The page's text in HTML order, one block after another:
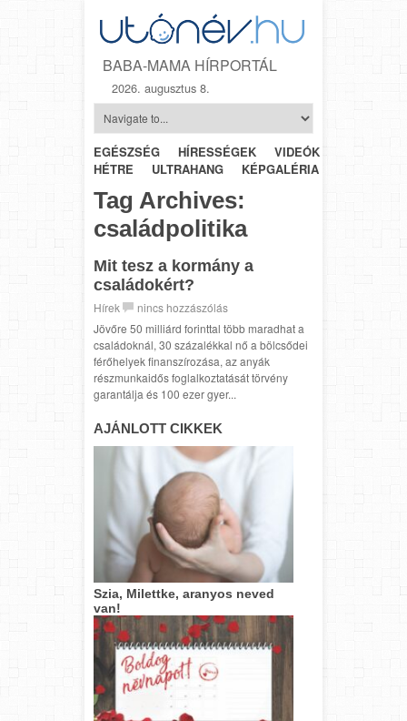
BABA-MAMA HÍRPORTÁL
2026. augusztus 8.
EGÉSZSÉG HÍRESSÉGEK VIDEÓK
HÉTRŐL-
HÉTRE
ULTRAHANG KÉPGALÉRIA
Tag Archives:
családpolitika
Mit tesz a kormány a
családokért?
Hírek
nincs hozzászólás
Jövőre 50 milliárd forinttal több maradhat a
családoknál, 30 százalékkal nő a bölcsődei
férőhelyek finanszírozása, az anyák
részmunkaidős foglalkoztatását törvény
garantálja és 100 ezer gyer...
AJÁNLOTT CIKKEK
Szia, Milettke, aranyos neved
van!